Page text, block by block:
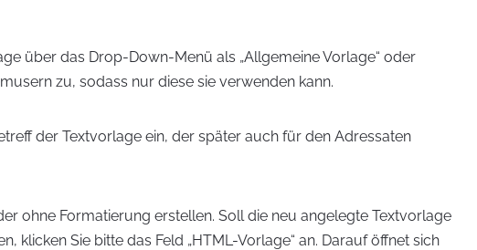
über das Drop-Down-Menü als „Allgemeine Vorlage“ oder
zu, sodass nur diese sie verwenden kann.
der Textvorlage ein, der später auch für den Adressaten
ohne Formatierung erstellen. Soll die neu angelegte Textvorlage
klicken Sie bitte das Feld „HTML-Vorlage“ an. Darauf öffnet sich